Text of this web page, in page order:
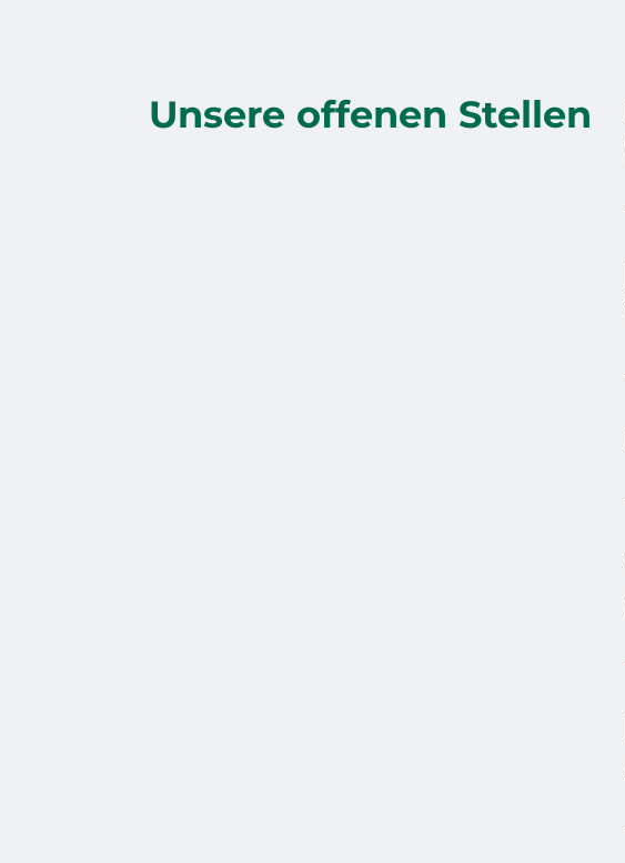
Unsere offenen Stellen